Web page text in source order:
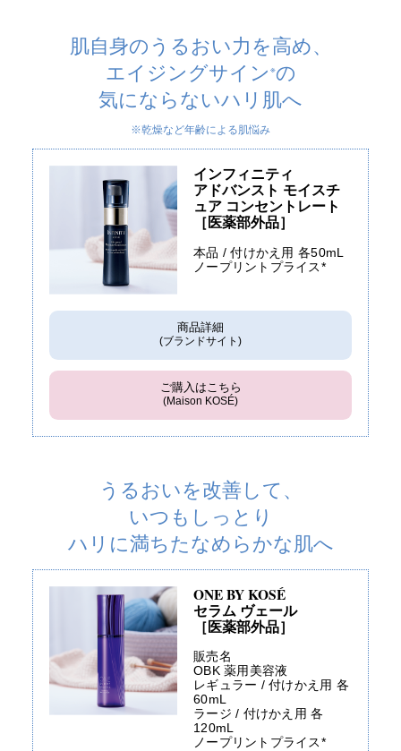
肌自身のうるおい力を高め、
エイジングサイン ※の
気にならないハリ肌へ
※乾燥など年齢による肌悩み
インフィニティ
アドバンスト モイスチ
ュア コンセントレート
［医薬部外品］
本品 / 付けかえ用 各50mL
ノープリントプライス*
商品詳細
(ブランドサイト)
ご購入はこちら
(Maison KOSÉ)
うるおいを改善して、
いつもしっとり
ハリに満ちたなめらかな肌へ
ONE BY KOSÉ
セラム ヴェール
［医薬部外品］
販売名
OBK 薬用美容液
レギュラー / 付けかえ用 各
60mL
ラージ / 付けかえ用 各
120mL
ノープリントプライス*